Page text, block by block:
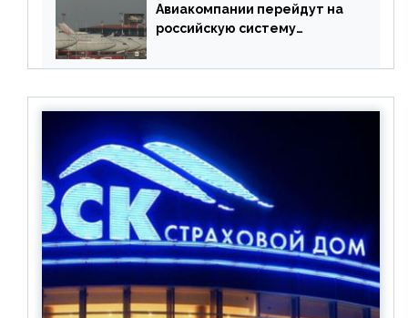
Авиакомпании перейдут на
российскую систему